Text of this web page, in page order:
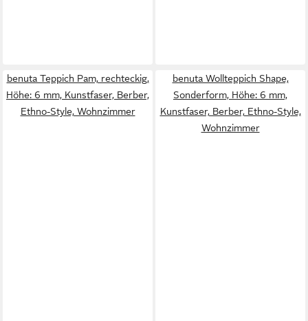
benuta Teppich Pam, rechteckig,
Höhe: 6 mm, Kunstfaser, Berber,
Ethno-Style, Wohnzimmer
benuta Wollteppich Shape,
Sonderform, Höhe: 6 mm,
Kunstfaser, Berber, Ethno-Style,
Wohnzimmer